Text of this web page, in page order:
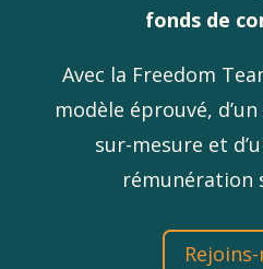
fonds de
Avec la Freedom
modèle éprouvé,
sur-mesure et
rémunération